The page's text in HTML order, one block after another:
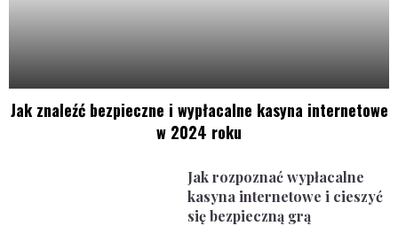
Jak znaleźć bezpieczne i wypłacalne kasyna internetowe
w 2024 roku
Jak rozpoznać wypłacalne
kasyna internetowe i cieszyć
się bezpieczną grą